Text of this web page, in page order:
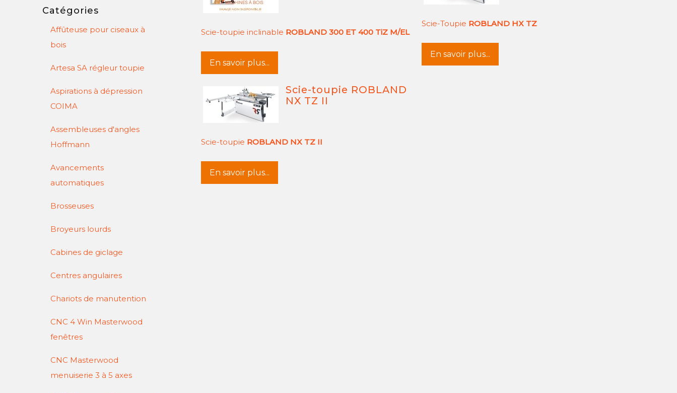
Catégories
Affûteuse pour ciseaux à
bois
Artesa SA régleur toupie
Aspirations à dépression
COIMA
Assembleuses d'angles
Hoffmann
Avancements
automatiques
Brosseuses
Broyeurs lourds
Cabines de giclage
Centres angulaires
Chariots de manutention
CNC 4 Win Masterwood
fenêtres
CNC Masterwood
menuiserie 3 à 5 axes
Scie-toupie inclinable ROBLAND 300 ET 400 TiZ M/EL
En savoir plus...
Scie-Toupie ROBLAND HX TZ
En savoir plus...
Scie-toupie ROBLAND
NX TZ II
Scie-toupie ROBLAND NX TZ II
En savoir plus...